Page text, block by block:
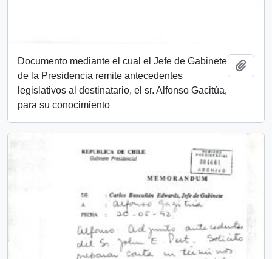
Documento mediante el cual el Jefe de Gabinete
de la Presidencia remite antecedentes
legislativos al destinatario, el sr. Alfonso Gacitúa,
para su conocimiento